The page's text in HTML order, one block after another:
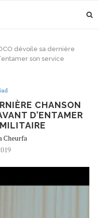
dévoile sa dernière
son service
CHANSON
D’ENTAMER
Cheurfa